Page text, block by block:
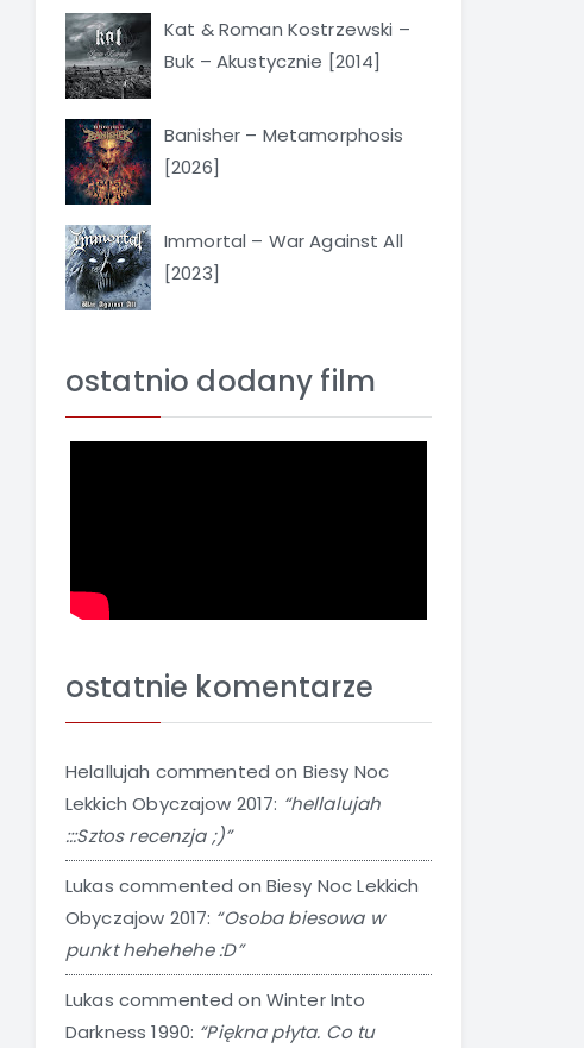
Kat & Roman Kostrzewski –
Buk – Akustycznie [2014]
Banisher – Metamorphosis
[2026]
Immortal – War Against All
[2023]
ostatnio dodany film
ostatnie komentarze
Helallujah commented on Biesy Noc
Lekkich Obyczajow 2017: “hellalujah
:::Sztos recenzja ;)”
Lukas commented on Biesy Noc Lekkich
Obyczajow 2017: “Osoba biesowa w
punkt hehehehe :D”
Lukas commented on Winter Into
Darkness 1990: “Piękna płyta. Co tu